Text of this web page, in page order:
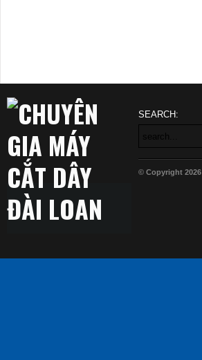
SEARCH:
© Copyright 2026